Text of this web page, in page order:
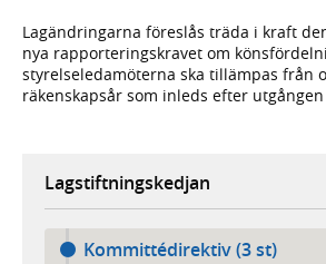
Lagändringarna föreslås träda i kraft
nya rapporteringskravet om
styrelseledamöterna ska tillämpas från
räkenskapsår som inleds efter utgången
Lagstiftningskedjan
Kommittédirektiv (3 st)